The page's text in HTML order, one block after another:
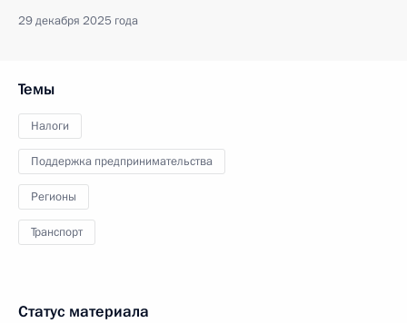
29 декабря 2025 года
Темы
Налоги
Поддержка предпринимательства
Регионы
Транспорт
Статус материала